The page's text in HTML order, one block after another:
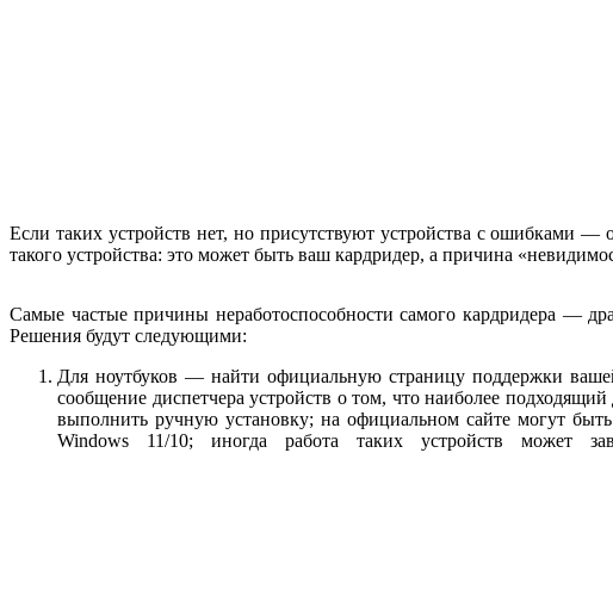
Если таких устройств нет, но присутствуют устройства с ошибками
такого устройства: это может быть ваш кардридер, а причина
Самые частые причины неработоспособности самого кардридера —
Решения будут следующими:
Для ноутбуков — найти официальную страницу поддержки вашей
сообщение диспетчера устройств о том, что наиболее
выполнить ручную установку; на официальном сайте могут
Windows 11/10; иногда работа таких устройств может